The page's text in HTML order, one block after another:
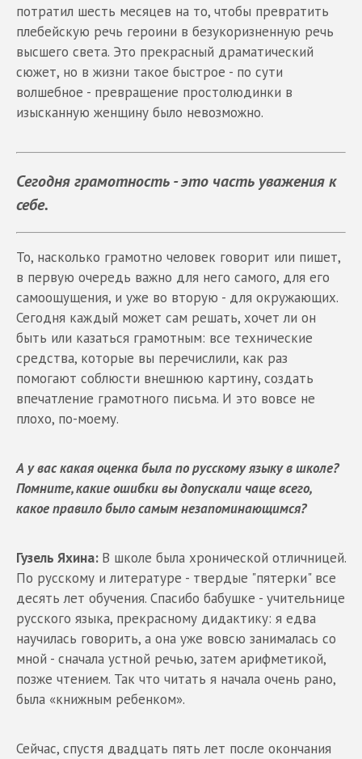
потратил шесть месяцев на то, чтобы превратить
плебейскую речь героини в безукоризненную речь
высшего света. Это прекрасный драматический
сюжет, но в жизни такое быстрое - по сути
волшебное - превращение простолюдинки в
изысканную женщину было невозможно.
Сегодня грамотность - это часть уважения к
себе.
То, насколько грамотно человек говорит или пишет,
в первую очередь важно для него самого, для его
самоощущения, и уже во вторую - для окружающих.
Сегодня каждый может сам решать, хочет ли он
быть или казаться грамотным: все технические
средства, которые вы перечислили, как раз
помогают соблюсти внешнюю картину, создать
впечатление грамотного письма. И это вовсе не
плохо, по-моему.
А у вас какая оценка была по русскому языку в школе?
Помните, какие ошибки вы допускали чаще всего,
какое правило было самым незапоминающимся?
Гузель Яхина: В школе была хронической отличницей.
По русскому и литературе - твердые "пятерки" все
десять лет обучения. Спасибо бабушке - учительнице
русского языка, прекрасному дидактику: я едва
научилась говорить, а она уже вовсю занималась со
мной - сначала устной речью, затем арифметикой,
позже чтением. Так что читать я начала очень рано,
была «книжным ребенком».
Сейчас, спустя двадцать пять лет после окончания